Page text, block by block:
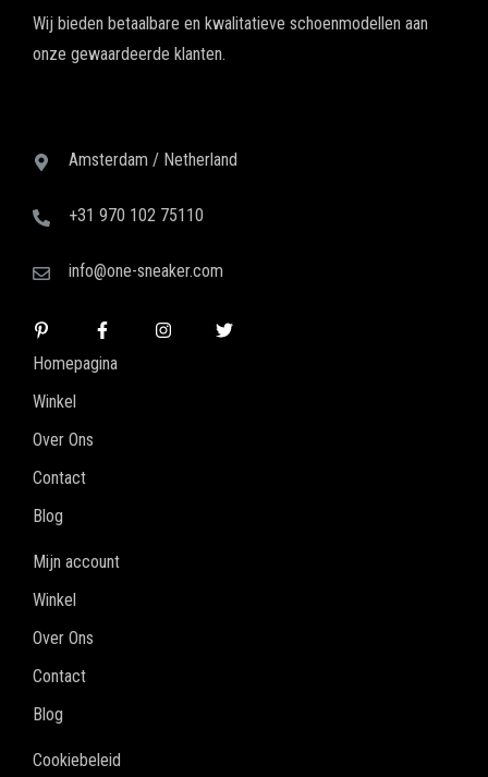
Wij bieden betaalbare en kwalitatieve schoenmodellen aan
onze gewaardeerde klanten.
Amsterdam / Netherland
+31 970 102 75110
info@one-sneaker.com
Homepagina
Winkel
Over Ons
Contact
Blog
Mijn account
Winkel
Over Ons
Contact
Blog
Cookiebeleid